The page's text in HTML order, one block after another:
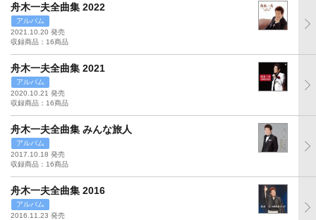
舟木一夫全曲集 2022
アルバム
2021.10.20 発売
収録商品：16商品
舟木一夫全曲集 2021
アルバム
2020.10.21 発売
収録商品：16商品
舟木一夫全曲集 みんな旅人
アルバム
2017.10.18 発売
収録商品：16商品
舟木一夫全曲集 2016
アルバム
2016.11.23 発売